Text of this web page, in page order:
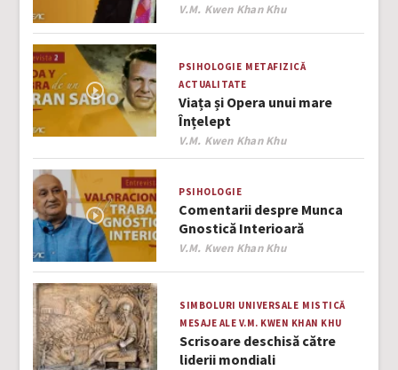
Author
V.M. Kwen Khan Khu
PSIHOLOGIE METAFIZICĂ
ACTUALITATE
Viața și Opera unui mare
Înțelept
Author
V.M. Kwen Khan Khu
PSIHOLOGIE
Comentarii despre Munca
Gnostică Interioară
Author
V.M. Kwen Khan Khu
SIMBOLURI UNIVERSALE MISTICĂ
MESAJE ALE V.M. KWEN KHAN KHU
Scrisoare deschisă către
liderii mondiali